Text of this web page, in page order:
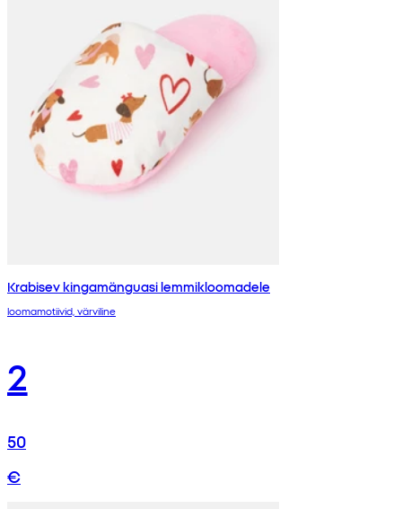
Krabisev kingamänguasi lemmikloomadele
loomamotiivid, värviline
2
50
€